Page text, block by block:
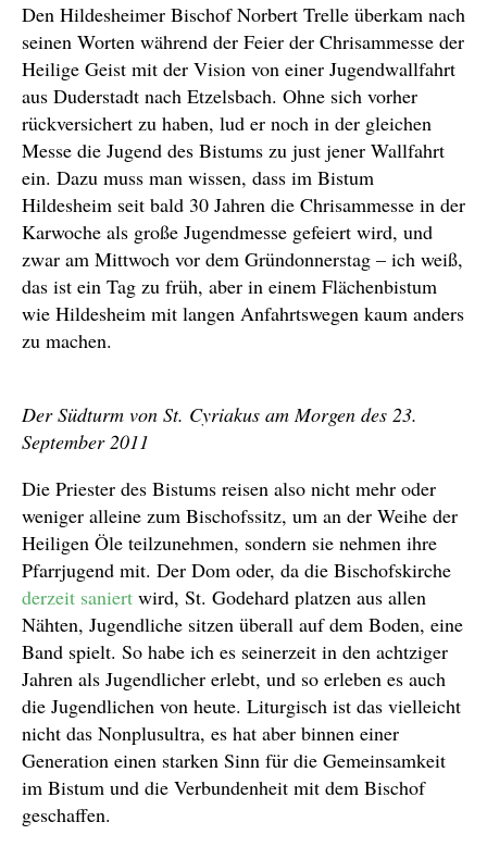
Den Hildesheimer Bischof Norbert Trelle überkam nach
seinen Worten während der Feier der Chrisammesse der
Heilige Geist mit der Vision von einer Jugendwallfahrt
aus Duderstadt nach Etzelsbach. Ohne sich vorher
rückversichert zu haben, lud er noch in der gleichen
Messe die Jugend des Bistums zu just jener Wallfahrt
ein. Dazu muss man wissen, dass im Bistum
Hildesheim seit bald 30 Jahren die Chrisammesse in der
Karwoche als große Jugendmesse gefeiert wird, und
zwar am Mittwoch vor dem Gründonnerstag – ich weiß,
das ist ein Tag zu früh, aber in einem Flächenbistum
wie Hildesheim mit langen Anfahrtswegen kaum anders
zu machen.
Der Südturm von St. Cyriakus am Morgen des 23.
September 2011
Die Priester des Bistums reisen also nicht mehr oder
weniger alleine zum Bischofssitz, um an der Weihe der
Heiligen Öle teilzunehmen, sondern sie nehmen ihre
Pfarrjugend mit. Der Dom oder, da die Bischofskirche
derzeit saniert wird, St. Godehard platzen aus allen
Nähten, Jugendliche sitzen überall auf dem Boden, eine
Band spielt. So habe ich es seinerzeit in den achtziger
Jahren als Jugendlicher erlebt, und so erleben es auch
die Jugendlichen von heute. Liturgisch ist das vielleicht
nicht das Nonplusultra, es hat aber binnen einer
Generation einen starken Sinn für die Gemeinsamkeit
im Bistum und die Verbundenheit mit dem Bischof
geschaffen.